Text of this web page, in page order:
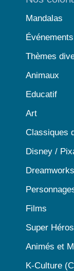
Mandalas
Thèmes
Animaux
Educatif
Art
Classiques
Disney /
Films
Super Héros
Animés et
K-Culture